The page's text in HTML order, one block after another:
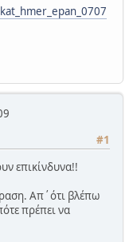
#1
επικίνδυνα!!
Απ΄ότι βλέπω
πρέπει να